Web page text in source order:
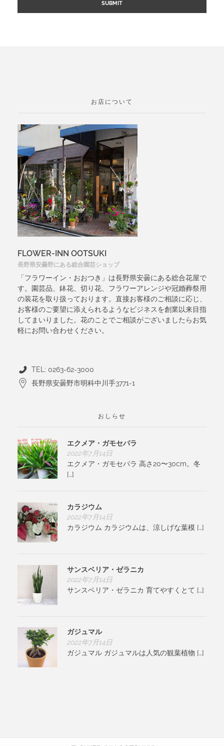
お店について
FLOWER-INN OOTSUKI
長野県安曇野にある総合園芸ショップ
「フラワーイン・おおつき」は長野県安曇にある総合花屋で
す。園芸品、鉢花、切り花、フラワーアレンジや冠婚葬祭用
の装花を取り扱っております。直接お客様のご相談に応じ、
お客様のご要望に添えられるようなビジネスを創業以来目指
してまいりました。花のことでご相談がございましたらお気
軽にお問い合わせください。
TEL: 0263-62-3000
長野県安曇野市明科中川手3771-1
おしらせ
エクメア・ガモセパラ
2022年7月14日
エクメア・ガモセパラ 高さ20〜30cm。冬
[…]
カラジウム
2022年7月14日
カラジウム カラジウムは、涼しげな葉模 […]
サンスベリア・ゼラニカ
2022年7月14日
サンスベリア・ゼラニカ 育てやすくとて […]
ガジュマル
2022年7月14日
ガジュマル ガジュマルは人気の観葉植物 […]